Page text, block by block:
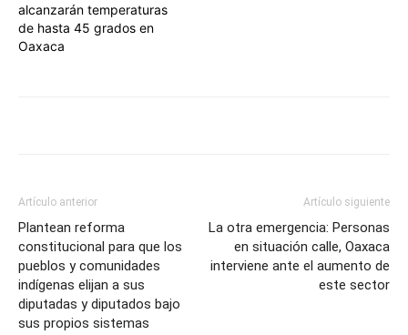
alcanzarán temperaturas
de hasta 45 grados en
Oaxaca
Artículo anterior
Plantean reforma
constitucional para que los
pueblos y comunidades
indígenas elijan a sus
diputadas y diputados bajo
sus propios sistemas
Artículo siguiente
La otra emergencia: Personas
en situación calle, Oaxaca
interviene ante el aumento de
este sector